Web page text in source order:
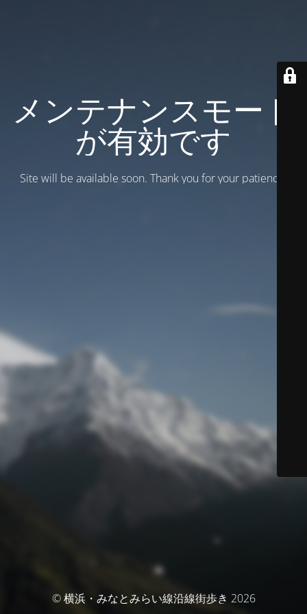
メンテナンスモード
が有効です
Site will be available soon. Thank you for your patience!
© 横浜・みなとみらい線沿線街歩き 2026